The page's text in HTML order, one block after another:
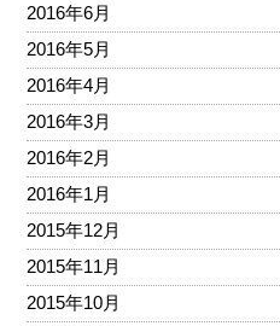
2016年6月
2016年5月
2016年4月
2016年3月
2016年2月
2016年1月
2015年12月
2015年11月
2015年10月